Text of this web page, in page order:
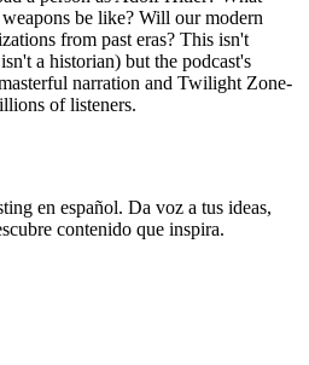
be like? Will our modern
from past eras? This isn't
a historian) but the podcast's
narration and Twilight Zone-
of listeners.
en español. Da voz a tus ideas,
contenido que inspira.